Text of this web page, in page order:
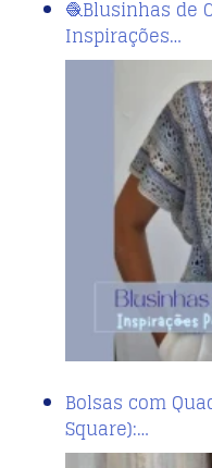
🧶Blusinhas de
Inspirações…
Bolsas com
Square):…